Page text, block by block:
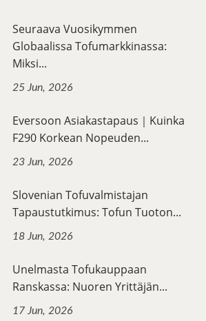
Seuraava Vuosikymmen
Globaalissa Tofumarkkinassa:
Miksi...
25 Jun, 2026
Eversoon Asiakastapaus｜Kuinka
F290 Korkean Nopeuden...
23 Jun, 2026
Slovenian Tofuvalmistajan
Tapaustutkimus: Tofun Tuoton...
18 Jun, 2026
Unelmasta Tofukauppaan
Ranskassa: Nuoren Yrittäjän...
17 Jun, 2026